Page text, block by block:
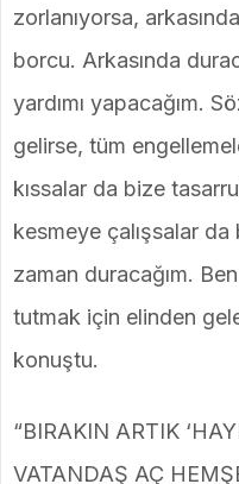
zorlanıyorsa,
borcu. Arkasında
yardımı yapacağım.
gelirse, tüm
kıssalar da bize
kesmeye çalışsalar da
zaman duracağım.
tutmak için elinden
konuştu.
“BIRAKIN ARTIK
VATANDAŞ AÇ